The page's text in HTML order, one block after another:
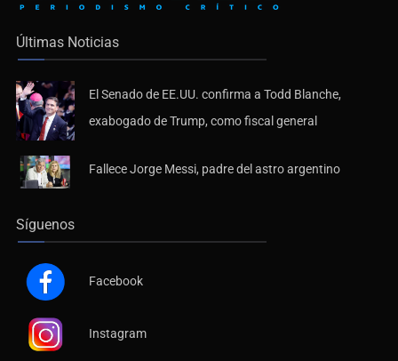
Últimas Noticias
El Senado de EE.UU. confirma a Todd Blanche,
exabogado de Trump, como fiscal general
Fallece Jorge Messi, padre del astro argentino
Síguenos
Facebook
Instagram